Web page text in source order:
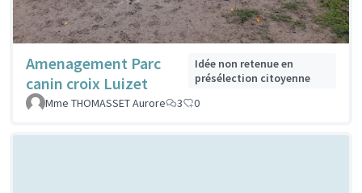
Amenagement Parc
canin croix Luizet
Idée non retenue en
présélection citoyenne
Mme THOMASSET Aurore
3 0